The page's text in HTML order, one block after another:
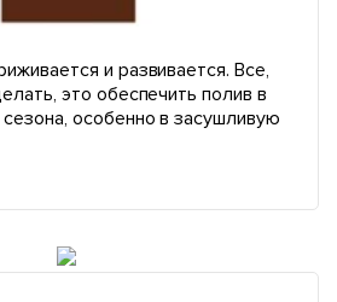
и развивается. Все,
это обеспечить полив в
особенно в засушливую